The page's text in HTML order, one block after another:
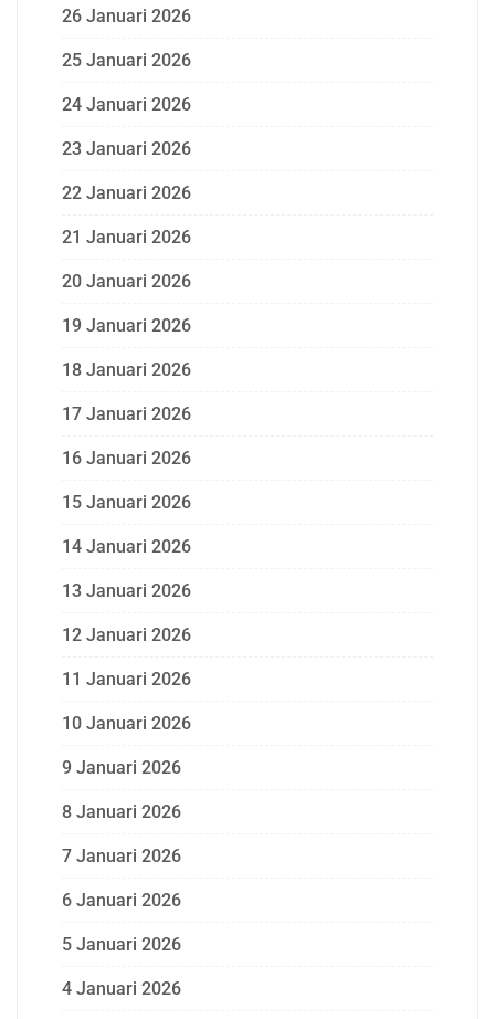
26 Januari 2026
25 Januari 2026
24 Januari 2026
23 Januari 2026
22 Januari 2026
21 Januari 2026
20 Januari 2026
19 Januari 2026
18 Januari 2026
17 Januari 2026
16 Januari 2026
15 Januari 2026
14 Januari 2026
13 Januari 2026
12 Januari 2026
11 Januari 2026
10 Januari 2026
9 Januari 2026
8 Januari 2026
7 Januari 2026
6 Januari 2026
5 Januari 2026
4 Januari 2026